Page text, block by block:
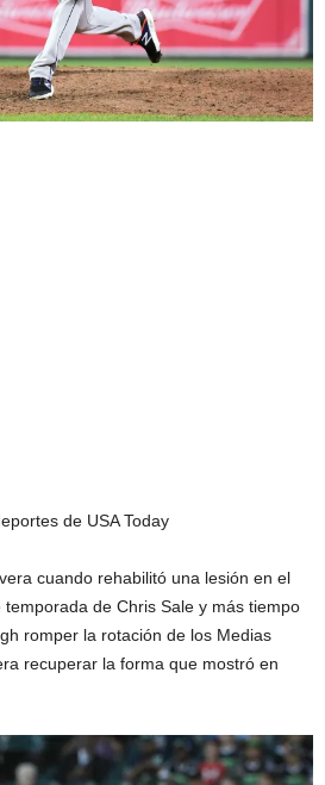
de USA Today
cuando rehabilitó una lesión en el
de Chris Sale y más tiempo
romper la rotación de los Medias
recuperar la forma que mostró en